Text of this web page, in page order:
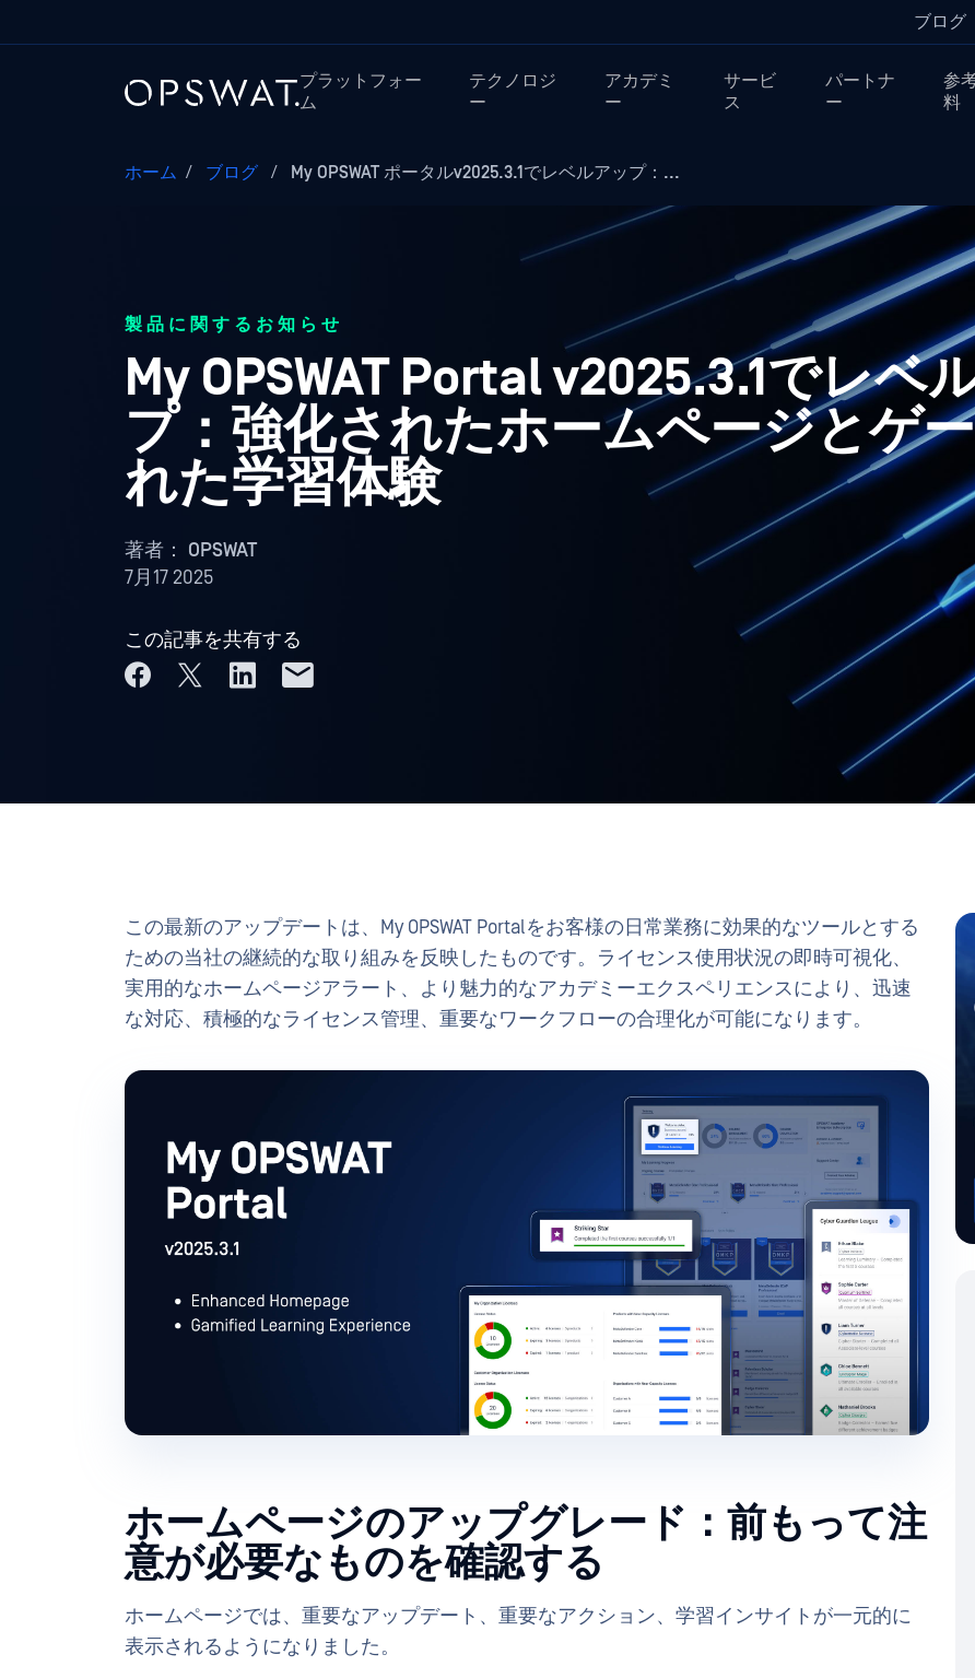
ブログ
プラットフォー
ム
テクノロジ
ー
アカデミ
ー
サービ
ス
パートナ
ー
参
料
ホーム / ブログ / My OPSWAT ポータルv2025.3.1でレベルアップ：...
製品に関するお知らせ
My OPSWAT Portal v2025.3.1でレベ
プ：強化されたホームページとゲ
れた学習体験
著者： OPSWAT
7月17 2025
この記事を共有する
この最新のアップデートは、My OPSWAT Portalをお客様の日常業務に効果的なツールとする
ための当社の継続的な取り組みを反映したものです。ライセンス使用状況の即時可視化、
実用的なホームページアラート、より魅力的なアカデミーエクスペリエンスにより、迅速
な対応、積極的なライセンス管理、重要なワークフローの合理化が可能になります。
ホームページのアップグレード：前もって注
意が必要なものを確認する
ホームページでは、重要なアップデート、重要なアクション、学習インサイトが一元的に
表示されるようになりました。